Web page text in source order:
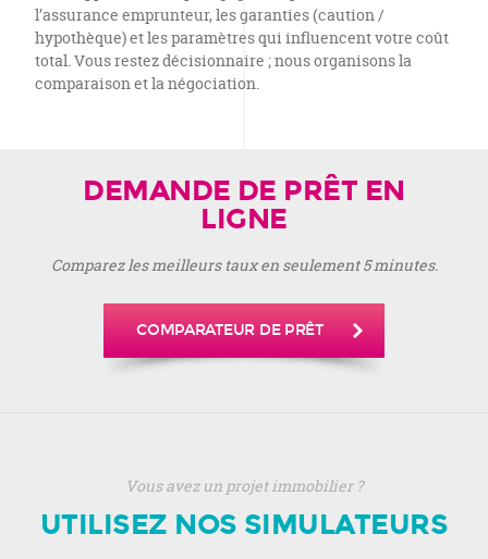
l’assurance emprunteur, les garanties (caution /
hypothèque) et les paramètres qui influencent votre coût
total. Vous restez décisionnaire ; nous organisons la
comparaison et la négociation.
DEMANDE DE PRÊT EN
LIGNE
Comparez les meilleurs taux en seulement 5 minutes.
COMPARATEUR DE PRÊT
Vous avez un projet immobilier ?
UTILISEZ NOS SIMULATEURS